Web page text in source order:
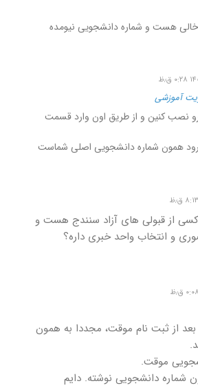
هست و شماره دانشجویی نیومده
آموزشی
نصب کنین و از طریق اون وارد قسمت
همون شماره دانشجویی اصلی شماست
کسی از قبولی های آزاد سنندج هست و
و انتخاب واحد خبری داره؟
۲۴ ساعت بعد از ثبت نام موقت، مجددا به همون
موقت.
شماره دانشجویی نوشته. دایم